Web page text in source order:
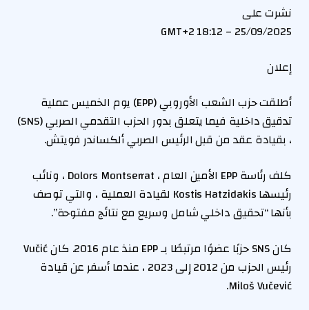
نشرت على
25/09/2025 – 18:12 GMT+2
إعلان
أطلقت حزب الشعب الأوروبي (EPP) يوم الخميس عملية
تدقيق داخلية فيما يتعلق بدور الحزب التقدمي الصربي (SNS)
، بقيادة عقد من قبل الرئيس الصربي ألكساندر فويتش.
كلف رئاسة EPP الأمين العام ، Dolors Montserrat ، ونائب
رئيسها Kostis Hatzidakis لقيادة العملية ، والتي توصف
بأنها “تحقيق داخلي شامل وسريع مع نتائج مفتوحة”.
كان SNS حزبًا عضوًا مرتبطًا بـ EPP منذ عام 2016. كان Vučić
رئيس الحزب من 2012 إلى 2023 ، عندما أسفر عن قيادة
Miloš Vučević.